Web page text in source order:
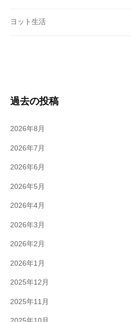
ヨット生活
過去の投稿
2026年8月
2026年7月
2026年6月
2026年5月
2026年4月
2026年3月
2026年2月
2026年1月
2025年12月
2025年11月